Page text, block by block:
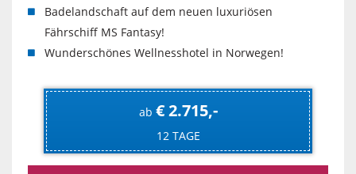
Badelandschaft auf dem neuen luxuriösen
Fährschiff MS Fantasy!
Wunderschönes Wellnesshotel in Norwegen!
ab € 2.715,-
12 TAGE